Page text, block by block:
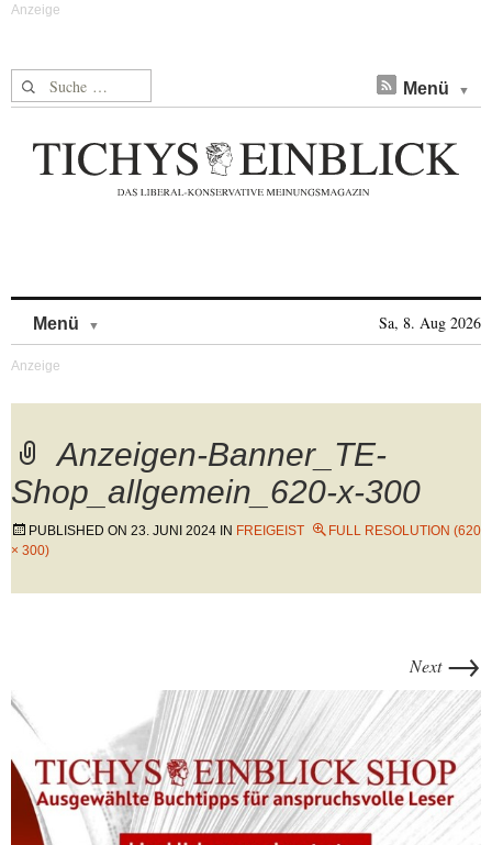
Suche nach: Menü
Menü Sa, 8. Aug 2026
Anzeigen-Banner_TE-
Shop_allgemein_620-x-300
PUBLISHED ON 23. JUNI 2024 IN FREIGEIST
FULL RESOLUTION (620
× 300)
Next →